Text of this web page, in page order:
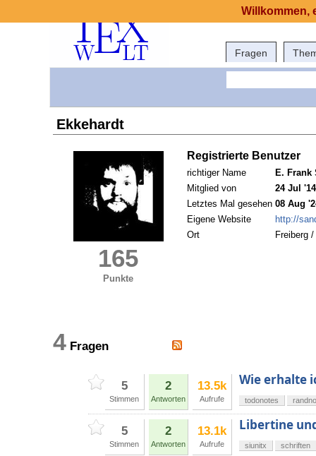
Fragen
Ekkehardt
165
Punkte
Registrierte Benutzer
richtiger Name
E. Frank
Mitglied von
24 Jul
Letztes Mal gesehen 08 Aug
Eigene Website
http://
Ort
Freiberg
4 Fragen
5
Stimmen
2
Antworten
13.5k
Aufrufe
Wie erhalte
todonotes
5
Stimmen
2
Antworten
13.1k
Aufrufe
Libertine
siunitx schriften
Willkommen,